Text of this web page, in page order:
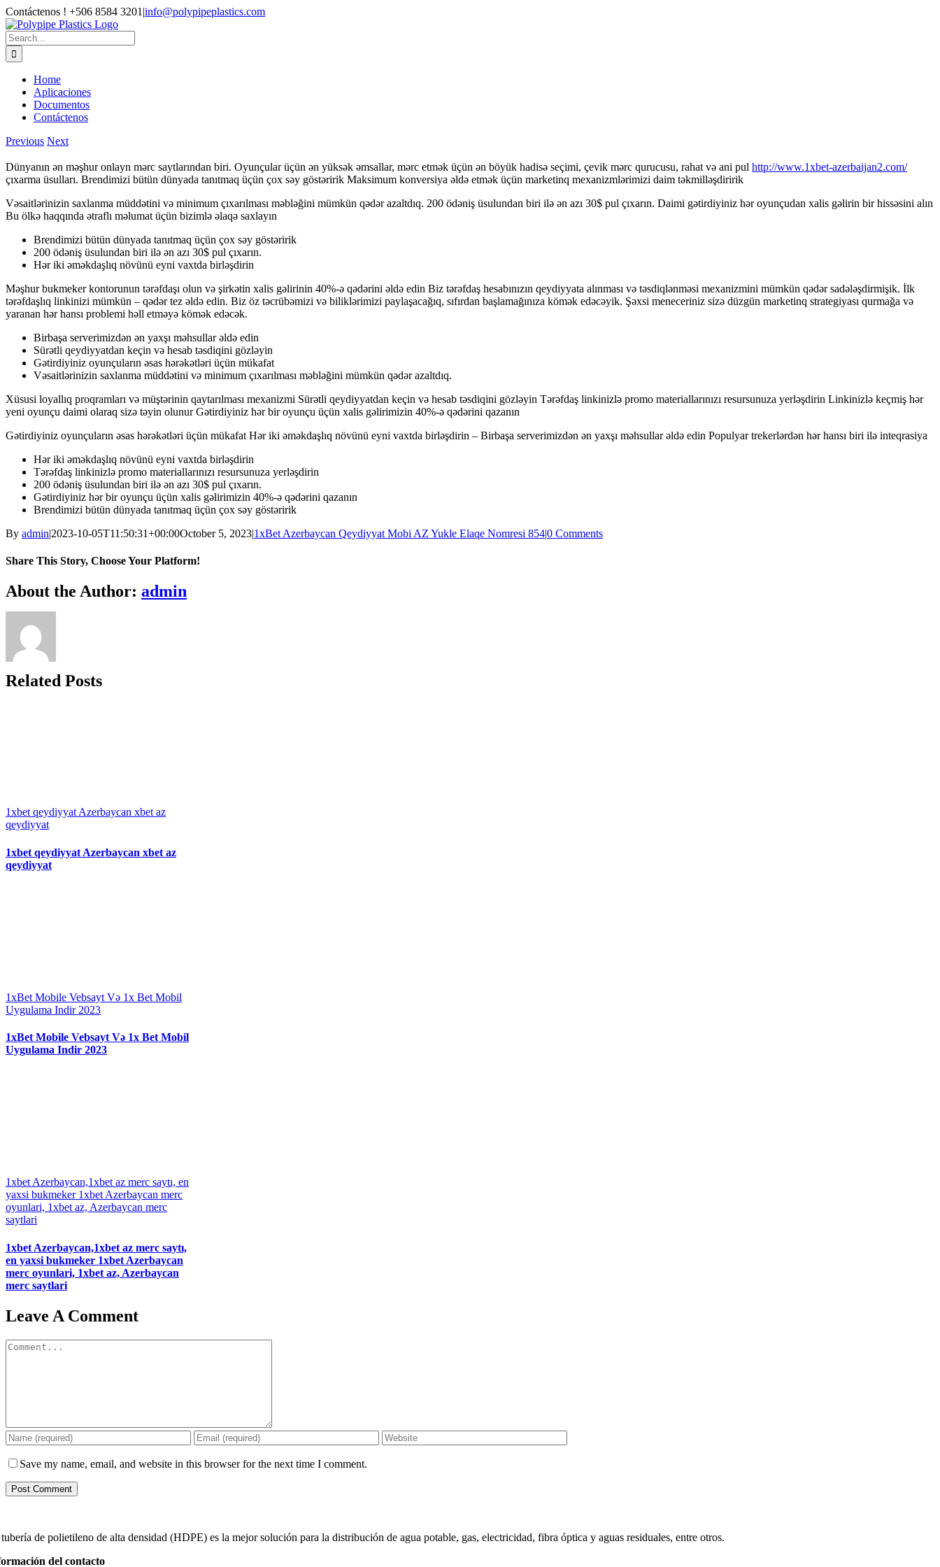
Skip
to
content
Contáctenos ! +506 8584 3201 |info@polypipeplastics.com
Facebook
X
Instagram
WhatsApp
Search
for:
Home
Aplicaciones
Documentos
Contáctenos
Previous Next
Dünyanın ən məşhur onlayn mərc saytlarından biri. Oyunçular üçün ən yüksək əmsallar, mərc etmək üçün ən böyük hadisə seçimi, çevik mərc qurucusu, rahat və ani pul http://www.1xbet-azerbaijan2.com/
çıxarma üsulları. Brendimizi bütün dünyada tanıtmaq üçün çox səy göstəririk Maksimum konversiya əldə etmək üçün marketinq mexanizmlərimizi daim təkmilləşdiririk
Vəsaitlərinizin saxlanma müddətini və minimum çıxarılması məbləğini mümkün qədər azaltdıq. 200 ödəniş üsulundan biri ilə ən azı 30$ pul çıxarın. Daimi gətirdiyiniz hər oyunçudan xalis gəlirin bir hissəsini alın
Bu ölkə haqqında ətraflı məlumat üçün bizimlə əlaqə saxlayın
Brendimizi bütün dünyada tanıtmaq üçün çox səy göstəririk
200 ödəniş üsulundan biri ilə ən azı 30$ pul çıxarın.
Hər iki əməkdaşlıq növünü eyni vaxtda birləşdirin
Məşhur bukmeker kontorunun tərəfdaşı olun və şirkətin xalis gəlirinin 40%-ə qədərini əldə edin Biz tərəfdaş hesabınızın qeydiyyata alınması və təsdiqlənməsi mexanizmini mümkün qədər sadələşdirmişik. İlk
tərəfdaşlıq linkinizi mümkün – qədər tez əldə edin. Biz öz təcrübəmizi və biliklərimizi paylaşacağıq, sıfırdan başlamağınıza kömək edəcəyik. Şəxsi meneceriniz sizə düzgün marketinq strategiyası qurmağa və
yaranan hər hansı problemi həll etməyə kömək edəcək.
Birbaşa serverimizdən ən yaxşı məhsullar əldə edin
Sürətli qeydiyyatdan keçin və hesab təsdiqini gözləyin
Gətirdiyiniz oyunçuların əsas hərəkətləri üçün mükafat
Vəsaitlərinizin saxlanma müddətini və minimum çıxarılması məbləğini mümkün qədər azaltdıq.
Xüsusi loyallıq proqramları və müştərinin qaytarılması mexanizmi Sürətli qeydiyyatdan keçin və hesab təsdiqini gözləyin Tərəfdaş linkinizlə promo materiallarınızı resursunuza yerləşdirin Linkinizlə keçmiş hər
yeni oyunçu daimi olaraq sizə təyin olunur Gətirdiyiniz hər bir oyunçu üçün xalis gəlirimizin 40%-ə qədərini qazanın
Gətirdiyiniz oyunçuların əsas hərəkətləri üçün mükafat Hər iki əməkdaşlıq növünü eyni vaxtda birləşdirin – Birbaşa serverimizdən ən yaxşı məhsullar əldə edin Populyar trekerlərdən hər hansı biri ilə inteqrasiya
Hər iki əməkdaşlıq növünü eyni vaxtda birləşdirin
Tərəfdaş linkinizlə promo materiallarınızı resursunuza yerləşdirin
200 ödəniş üsulundan biri ilə ən azı 30$ pul çıxarın.
Gətirdiyiniz hər bir oyunçu üçün xalis gəlirimizin 40%-ə qədərini qazanın
Brendimizi bütün dünyada tanıtmaq üçün çox səy göstəririk
By admin|2023-10-05T11:50:31+00:00October 5, 2023|1xBet Azerbaycan Qeydiyyat Mobi AZ Yukle Elaqe Nomresi 854|0 Comments
Share This Story, Choose Your Platform!
Facebook
X
Reddit
LinkedIn
WhatsApp
Telegram
Tumblr
Pinterest
Vk
Xing
Email
About the Author: admin
Related Posts
1xbet qeydiyyat Azerbaycan xbet az
qeydiyyat
1xbet qeydiyyat Azerbaycan xbet az
qeydiyyat
1xBet Mobile Vebsayt Və 1x Bet Mobil
Uygulama Indir 2023
1xBet Mobile Vebsayt Və 1x Bet Mobil
Uygulama Indir 2023
1xbet Azerbaycan,1xbet az merc saytı, en
yaxsi bukmeker 1xbet Azerbaycan merc
oyunlari, 1xbet az, Azerbaycan merc
saytlari
1xbet Azerbaycan,1xbet az merc saytı,
en yaxsi bukmeker 1xbet Azerbaycan
merc oyunlari, 1xbet az, Azerbaycan
merc saytlari
Leave A Comment
Comment
Save my name, email, and website in this browser for the next time I comment.
de polietileno de alta densidad (HDPE) es la mejor solución para la distribución de agua potable, gas, electricidad, fibra óptica y aguas residuales, entre otros.
del contacto